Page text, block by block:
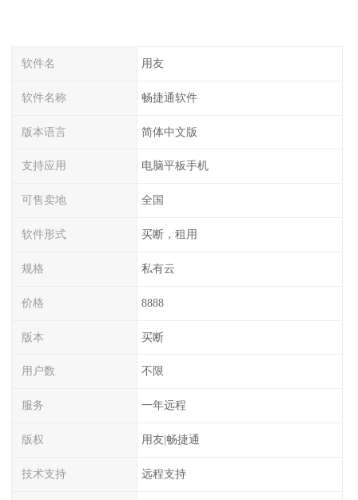
软件名 用友
软件名称 畅捷通软件
版本语言 简体中文版
支持应用 电脑平板手机
可售卖地 全国
软件形式 买断，租用
规格 私有云
价格 8888
版本 买断
用户数 不限
服务 一年远程
版权 用友|畅捷通
技术支持 远程支持